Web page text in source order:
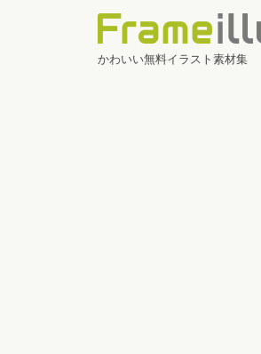
かわいい無料イラスト素材集